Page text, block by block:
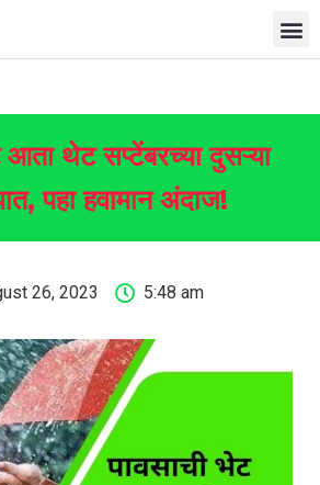
आता थेट सप्टेंबरच्या दुसऱ्या
पहा हवामान अंदाज!
26, 2023 5:48 am